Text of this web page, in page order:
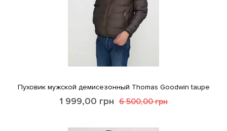
Пуховик мужской демисезонный Thomas Goodwin taupe
1 999,00 грн 6 500,00грн